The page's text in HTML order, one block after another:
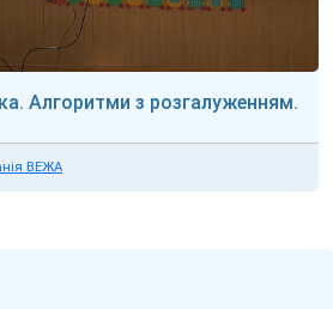
Алгоритми з розгалуженням.
ВЕЖА